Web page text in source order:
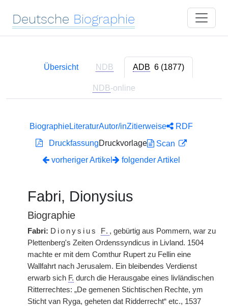
Deutsche Biographie
Übersicht NDB ADB 6 (1877)
NDB-online
BiographieLiteraturAutor/inZitierweise
RDF
DruckfassungDruckvorlage
Scan
vorheriger Artikel
folgender Artikel
Fabri, Dionysius
Biographie
Fabri: Dionysius F. , gebürtig aus Pommern, war zu
Plettenberg's Zeiten Ordenssyndicus in Livland. 1504
machte er mit dem Comthur Rupert zu Fellin eine
Wallfahrt nach Jerusalem. Ein bleibendes Verdienst
erwarb sich F. durch die Herausgabe eines livländischen
Ritterrechtes: „De gemenen Stichtischen Rechte, ym
Sticht van Ryga, geheten dat Ridderrecht“ etc., 1537